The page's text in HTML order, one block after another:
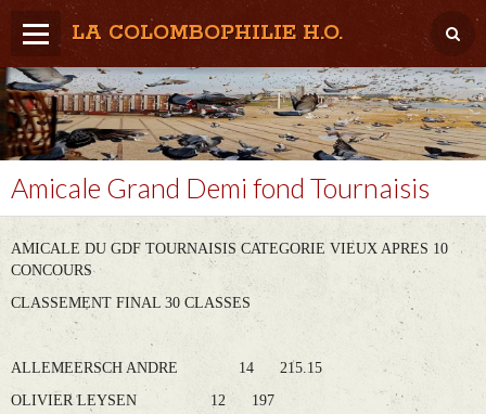
LA COLOMBOPHILIE H.O.
Home
Météo / Het weer
Lâcher / Los
Result. clubs, Provincial, (Inter)National
RFCB / KBDB
Amicale Grand Demi fond Tournaisis
AMICALE DU GDF TOURNAISIS CATEGORIE VIEUX APRES 10
CONCOURS
CLASSEMENT FINAL 30 CLASSES
ALLEMEERSCH ANDRE 14 215.15
OLIVIER LEYSEN 12 197